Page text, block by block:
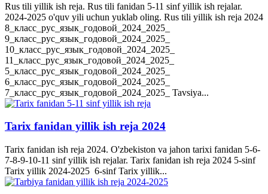
Rus tili yillik ish reja. Rus tili fanidan 5-11 sinf yillik ish rejalar.
2024-2025 o'quv yili uchun yuklab oling. Rus tili yillik ish reja 2024
8_класс_рус_язык_годовой_2024_2025_
9_класс_рус_язык_годовой_2024_2025_
10_класс_рус_язык_годовой_2024_2025_
11_класс_рус_язык_годовой_2024_2025_
5_класс_рус_язык_годовой_2024_2025_
6_класс_рус_язык_годовой_2024_2025_
7_класс_рус_язык_годовой_2024_2025_ Tavsiya...
Tarix fanidan yillik ish reja 2024
Tarix fanidan ish reja 2024. O'zbekiston va jahon tarixi fanidan 5-6-
7-8-9-10-11 sinf yillik ish rejalar. Tarix fanidan ish reja 2024 5-sinf
Tarix yillik 2024-2025 6-sinf Tarix yillik...